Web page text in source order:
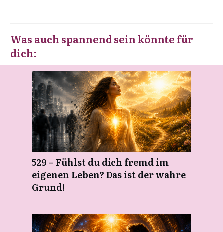
Was auch spannend sein könnte für
dich:
529 – Fühlst du dich fremd im
eigenen Leben? Das ist der wahre
Grund!